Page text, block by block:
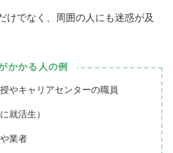
けでなく、周囲の人にも迷惑が及
かかる人の例
やキャリアセンターの職員
就活生）
業者